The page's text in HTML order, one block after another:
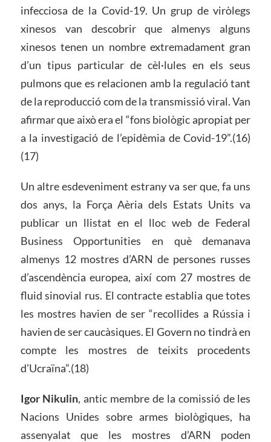
infecciosa de la Covid-19. Un grup de viròlegs
xinesos van descobrir que almenys alguns
xinesos tenen un nombre extremadament gran
d’un tipus particular de cèl·lules en els seus
pulmons que es relacionen amb la regulació tant
de la reproducció com de la transmissió viral. Van
afirmar que això era el “fons biològic apropiat per
a la investigació de l’epidèmia de Covid-19”.(16)
(17)
Un altre esdeveniment estrany va ser que, fa uns
dos anys, la Força Aèria dels Estats Units va
publicar un llistat en el lloc web de Federal
Business Opportunities en què demanava
almenys 12 mostres d’ARN de persones russes
d’ascendència europea, així com 27 mostres de
fluid sinovial rus. El contracte establia que totes
les mostres havien de ser “recollides a Rússia i
havien de ser caucàsiques. El Govern no tindrà en
compte les mostres de teixits procedents
d’Ucraïna”.(18)
Igor Nikulin, antic membre de la comissió de les
Nacions Unides sobre armes biològiques, ha
assenyalat que les mostres d’ARN poden